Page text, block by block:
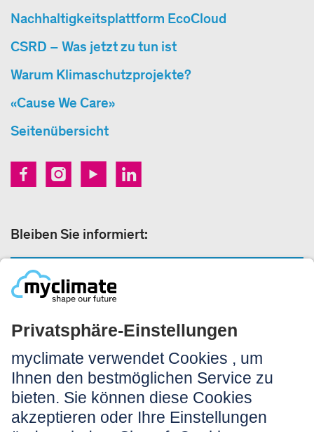
Nachhaltigkeitsplattform EcoCloud
CSRD – Was jetzt zu tun ist
Warum Klimaschutzprojekte?
«Cause We Care»
Seitenübersicht
Bleiben Sie informiert:
Rechtliches:
Impressum
Nutzungshinweis